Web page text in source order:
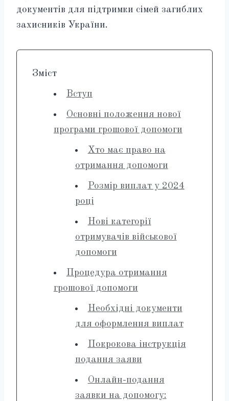
документів для підтримки сімей загиблих
захисників України.
Зміст
Вступ
Основні положення нової
програми грошової допомоги
Хто має право на
отримання допомоги
Розмір виплат у 2024
році
Нові категорії
отримувачів військової
допомоги
Процедура отримання
грошової допомоги
Необхідні документи
для оформлення виплат
Покрокова інструкція
подання заяви
Онлайн-подання
заявки на допомогу: